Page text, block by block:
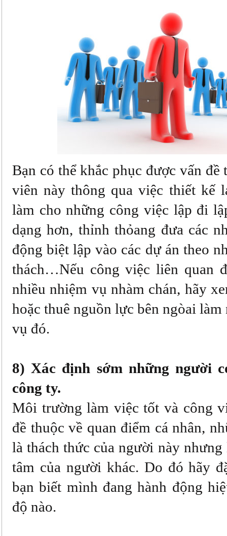
Bạn có thể khắc phục được vấn đề
viên này thông qua việc thiết kế
làm cho những công việc lập đi
dạng hơn, thỉnh thỏang đưa các
động biệt lập vào các dự án theo
thách…Nếu công việc liên quan
nhiều nhiệm vụ nhàm chán, hãy
hoặc thuê nguồn lực bên ngòai
vụ đó.
8) Xác định sớm những người
công ty.
Môi trường làm việc tốt và công
đề thuộc về quan điểm cá nhân,
là thách thức của người này
tâm của người khác. Do đó hãy
bạn biết mình đang hành động
độ nào.